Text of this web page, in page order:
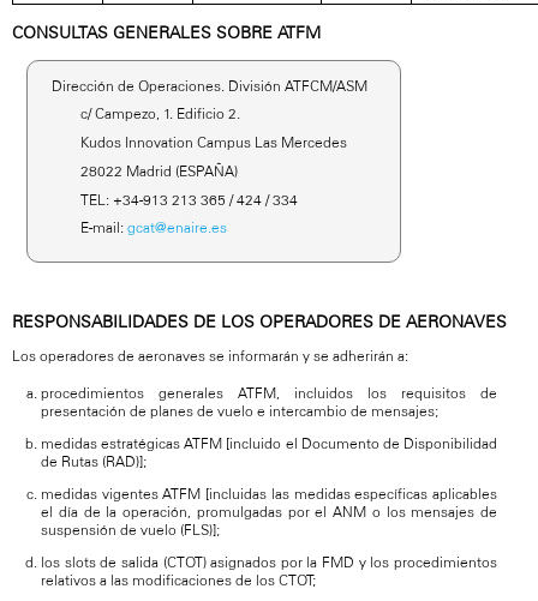
CONSULTAS GENERALES SOBRE ATFM
Dirección de Operaciones. División ATFCM/ASM
c/ Campezo, 1. Edificio 2.
Kudos Innovation Campus Las Mercedes
28022 Madrid (ESPAÑA)
TEL: +34-913 213 365 / 424 / 334
E-mail: gcat@enaire.es
RESPONSABILIDADES DE LOS OPERADORES DE AERONAVES
Los operadores de aeronaves se informarán y se adherirán a:
procedimientos generales ATFM, incluidos los requisitos de
presentación de planes de vuelo e intercambio de mensajes;
medidas estratégicas ATFM [incluido el Documento de Disponibilidad
de Rutas (RAD)];
medidas vigentes ATFM [incluidas las medidas específicas aplicables
el día de la operación, promulgadas por el ANM o los mensajes de
suspensión de vuelo (FLS)];
los slots de salida (CTOT) asignados por la FMD y los procedimientos
relativos a las modificaciones de los CTOT;